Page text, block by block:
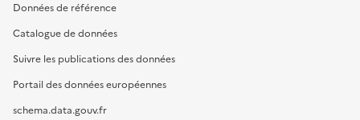
Données de référence
Catalogue de données
Suivre les publications des données
Portail des données européennes
schema.data.gouv.fr